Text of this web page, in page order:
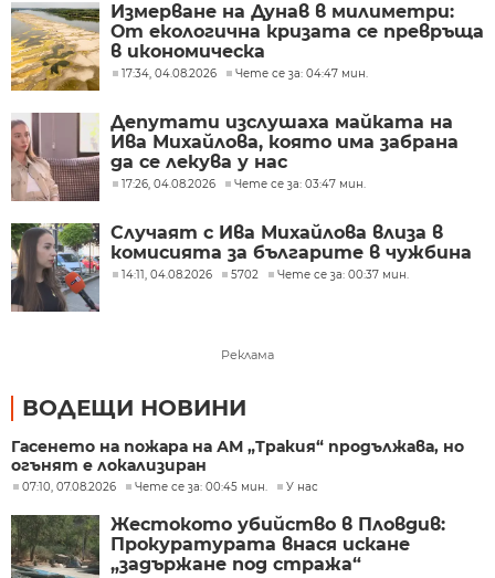
Измерване на Дунав в милиметри:
От екологична кризата се превръща
в икономическа
17:34, 04.08.2026 Чете се за: 04:47 мин.
Депутати изслушаха майката на
Ива Михайлова, която има забрана
да се лекува у нас
17:26, 04.08.2026 Чете се за: 03:47 мин.
Случаят с Ива Михайлова влиза в
комисията за българите в чужбина
14:11, 04.08.2026 5702 Чете се за: 00:37 мин.
Реклама
ВОДЕЩИ НОВИНИ
Гасенето на пожара на АМ „Тракия“ продължава, но
огънят е локализиран
07:10, 07.08.2026 Чете се за: 00:45 мин. У нас
Жестокото убийство в Пловдив:
Прокуратурата внася искане
„задържане под стража“